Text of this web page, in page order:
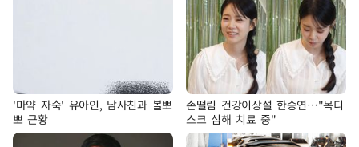
'마약 자숙' 유아인, 남사친과 볼뽀
뽀 근황
손떨림 건강이상설 한승연…"목디
스크 심해 치료 중"